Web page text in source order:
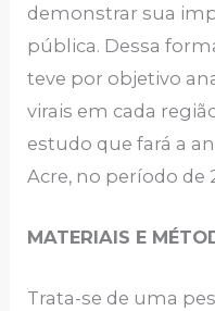
demonstrar sua
pública. Dessa
teve por objetivo
virais em cada
estudo que fará a
Acre, no período de
MATERIAIS E
Trata-se de uma